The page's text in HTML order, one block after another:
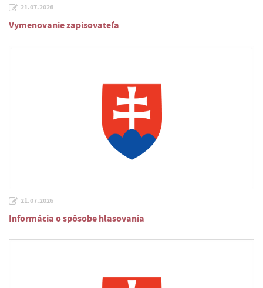
21.07.2026
Vymenovanie zapisovateľa
21.07.2026
Informácia o spôsobe hlasovania